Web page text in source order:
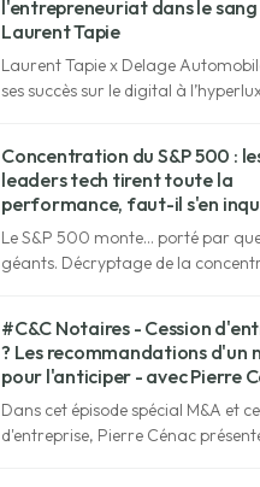
l'entrepreneuriat dans le sang
Laurent Tapie
Laurent Tapie x Delage
ses succès sur le digital à
Concentration du S&P 500 :
leaders tech tirent toute la
performance, faut-il s'en
Le S&P 500 monte… porté par
géants. Décryptage de la
#C&C Notaires - Cession
? Les recommandations d'un
pour l'anticiper - avec Pierre
Dans cet épisode spécial M&A et
d'entreprise, Pierre Cénac